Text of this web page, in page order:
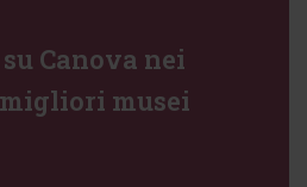
Canova nei
musei